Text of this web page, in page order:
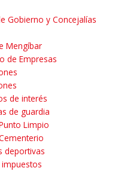
Gobierno y Concejalías
Mengíbar
de Empresas
de interés
de guardia
Limpio
deportivas